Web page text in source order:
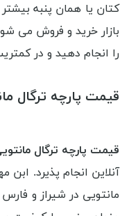
کتان یا همان پنبه
بازار خرید و فروش می
را انجام دهید و در
قیمت پارچه ترگال
قیمت پارچه ترگال
آنلاین انجام پذیرد.
مانتویی در شیراز و فارس